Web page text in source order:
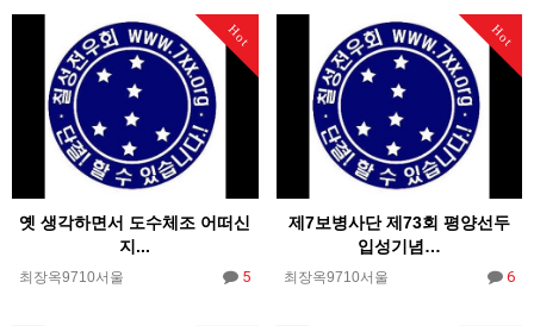
Hot
옛 생각하면서 도수체조 어떠신
지...
최장옥9710서울 5
Hot
제7보병사단 제73회 평양선두
입성기념…
최장옥9710서울 6